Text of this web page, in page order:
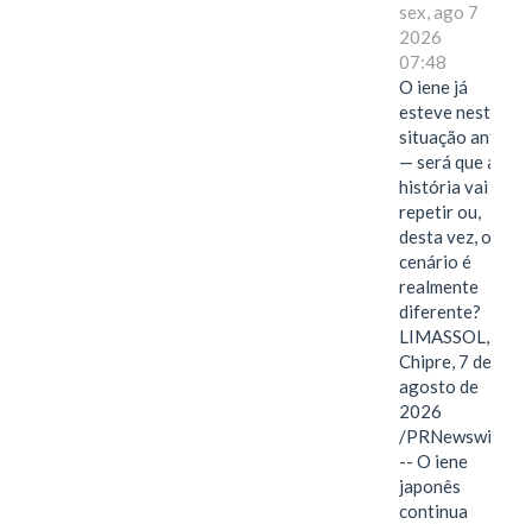
sex, ago 7
2026
07:48
O iene já
esteve nesta
situação antes
— será que a
história vai se
repetir ou,
desta vez, o
cenário é
realmente
diferente?
LIMASSOL,
Chipre, 7 de
agosto de
2026
/PRNewswire/
-- O iene
japonês
continua